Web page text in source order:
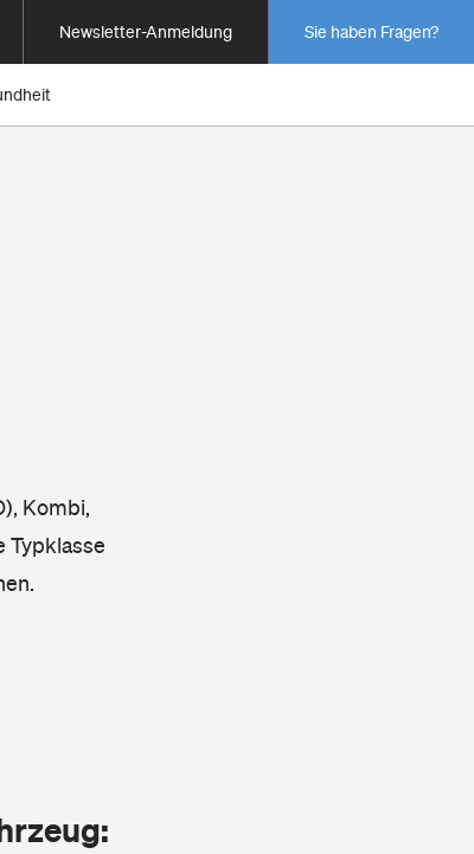
Newsletter-Anmeldung Sie haben Fragen?
Kombi,
Typklasse